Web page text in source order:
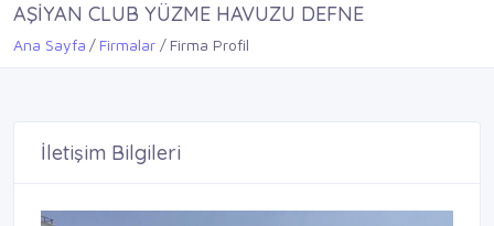
AŞİYAN CLUB YÜZME HAVUZU DEFNE
Ana Sayfa Firmalar Firma Profil
İletişim Bilgileri